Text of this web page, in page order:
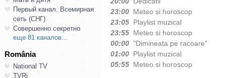
Первый канал. Всемирная
сеть (СНГ)
Совершенно секретно
еще 81 каналов...
România
National TV
TVRi
23:00 Meteo si horoscop
23:05 Playlist muzical
23:55 Meteo si horoscop
00:00 "Dimineata pe racoare"
01:00 Playlist muzical
05:55 Meteo si horoscop